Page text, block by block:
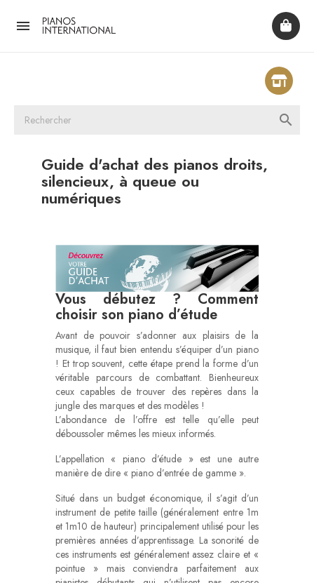


Guide d'achat des pianos droits,
silencieux, à queue ou
numériques
Vous débutez ? Comment
choisir son piano d’étude
Avant de pouvoir s’adonner aux plaisirs de la
musique, il faut bien entendu s’équiper d’un piano
! Et trop souvent, cette étape prend la forme d’un
véritable parcours de combattant. Bienheureux
ceux capables de trouver des repères dans la
jungle des marques et des modèles !
L’abondance de l’offre est telle qu’elle peut
déboussoler mêmes les mieux informés.
L’appellation « piano d’étude » est une autre
manière de dire « piano d’entrée de gamme ».
Situé dans un budget économique, il s’agit d’un
instrument de petite taille (généralement entre 1m
et 1m10 de hauteur) principalement utilisé pour les
premières années d’apprentissage. La sonorité de
ces instruments est généralement assez claire et «
pointue » mais conviendra parfaitement aux